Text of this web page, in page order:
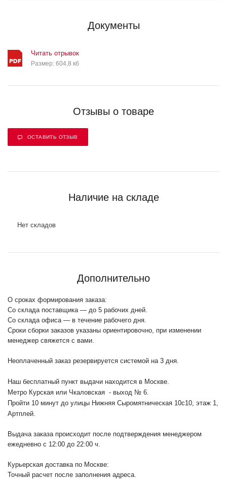
Документы
Читать отрывок
Размер: 604,8 кб
Отзывы о товаре
ОСТАВИТЬ ОТЗЫВ
Наличие на складе
Нет складов
Дополнительно
О сроках формирования заказа:
Со склада поставщика — до 5 рабочих дней.
Со склада офиса — в течение рабочего дня.
Сроки сборки заказов указаны ориентировочно, при изменении
менеджер свяжется с вами.
Неоплаченный заказ резервируется системой на 3 дня.
Наш бесплатный пункт выдачи находится в Москве.
Метро Курская или Чкаловская - выход № 6.
Пройти 10 минут до улицы Нижняя Сыромятническая 10с10, этаж 1,
Артплей.
Выдача заказа происходит после подтверждения менеджером
ежедневно с 12:00 до 22:00 ч.
Курьерская доставка по Москве:
Точный расчет после заполнения адреса.